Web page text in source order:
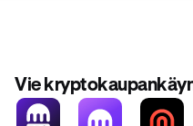
Vie